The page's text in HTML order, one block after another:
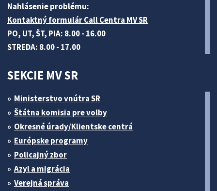
Nahlásenie problému:
Kontaktný formulár Call Centra MV SR
PO, UT, ŠT, PIA: 8.00 - 16.00
STREDA: 8.00 - 17.00
SEKCIE MV SR
Ministerstvo vnútra SR
Štátna komisia pre volby
Okresné úrady/Klientske centrá
Európske programy
Policajný zbor
Azyl a migrácia
Verejná správa